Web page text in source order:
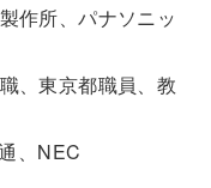
作所、パナソニッ
、東京都職員、教
、NEC